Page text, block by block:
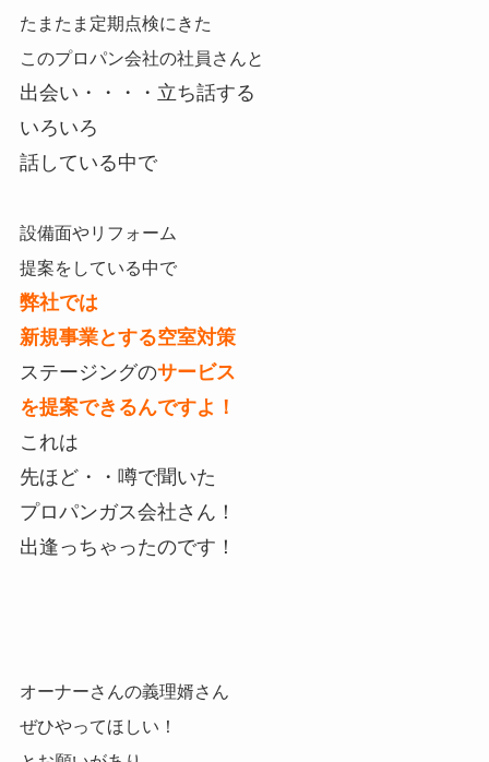
たまたま定期点検にきた
このプロパン会社の社員さんと
出会い・・・・立ち話する
いろいろ
話している中で
設備面やリフォーム
提案をしている中で
弊社では
新規事業とする空室対策
ステージングのサービス
を提案できるんですよ！
これは
先ほど・・噂で聞いた
プロパンガス会社さん！
出逢っちゃったのです！
オーナーさんの義理婿さん
ぜひやってほしい！